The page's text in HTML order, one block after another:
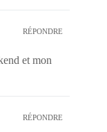
RÉPONDRE
et mon
RÉPONDRE